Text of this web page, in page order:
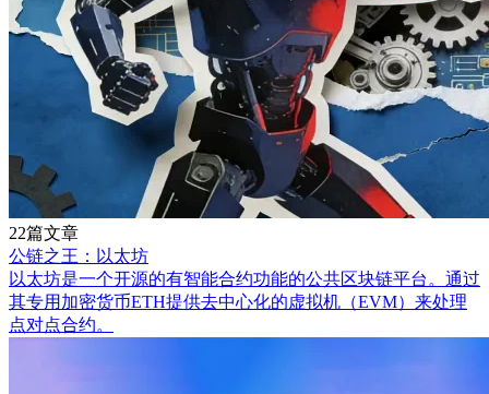
22篇文章
公链之王：以太坊
以太坊是一个开源的有智能合约功能的公共区块链平台。通过
其专用加密货币ETH提供去中心化的虚拟机（EVM）来处理
点对点合约。